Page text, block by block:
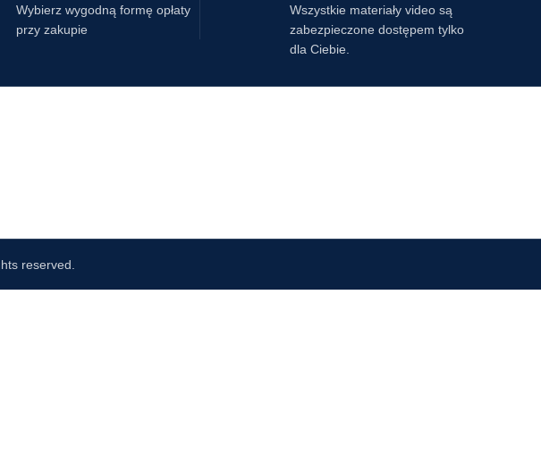
Wybierz wygodną formę opłaty
przy zakupie
Wszystkie materiały video są
zabezpieczone dostępem tylko
dla Ciebie.
reserved.